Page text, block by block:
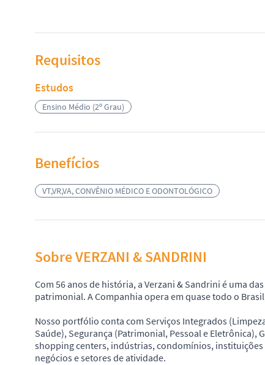
Requisitos
Estudos
Ensino Médio (2º Grau)
Benefícios
VT,VR,VA, CONVÊNIO MÉDICO E ODONTOLÓGICO
Sobre VERZANI & SANDRINI
Com 56 anos de história, a Verzani & Sandrini é uma
patrimonial. A Companhia opera em quase todo o
Nosso portfólio conta com Serviços Integrados
Saúde), Segurança (Patrimonial, Pessoal e Eletrônica),
shopping centers, indústrias, condomínios,
negócios e setores de atividade.